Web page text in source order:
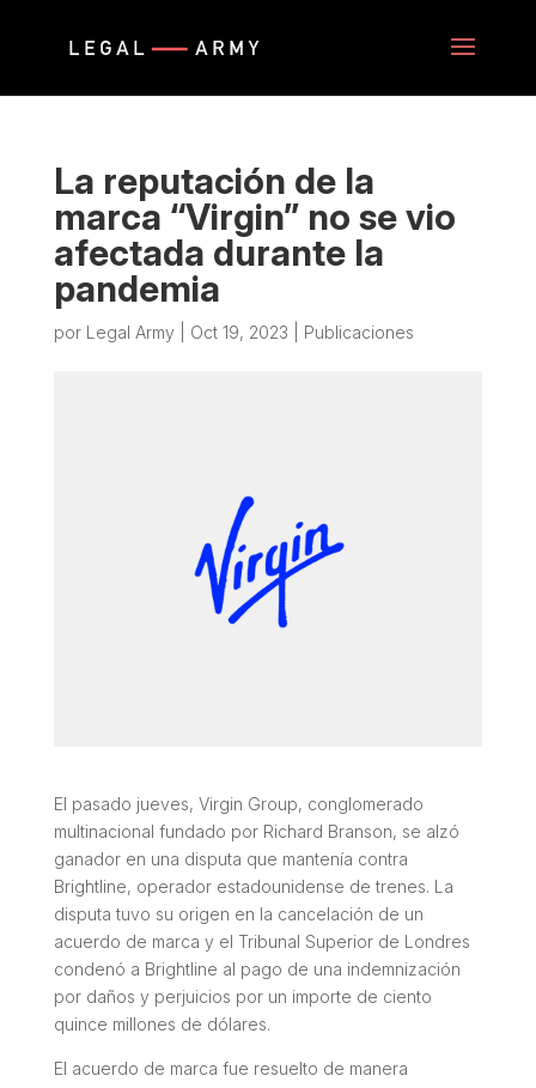
La reputación de la
marca “Virgin” no se vio
afectada durante la
pandemia
por Legal Army Oct 19, 2023 Publicaciones
El pasado jueves, Virgin Group, conglomerado
multinacional fundado por Richard Branson, se alzó
ganador en una disputa que mantenía contra
Brightline, operador estadounidense de trenes. La
disputa tuvo su origen en la cancelación de un
acuerdo de marca y el Tribunal Superior de Londres
condenó a Brightline al pago de una indemnización
por daños y perjuicios por un importe de ciento
quince millones de dólares.
El acuerdo de marca fue resuelto de manera